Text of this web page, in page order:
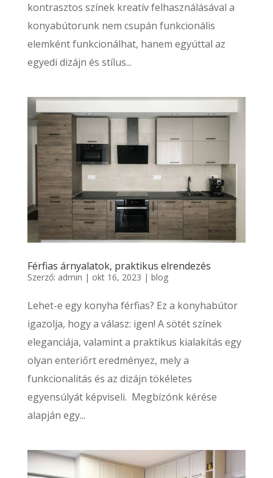
kontrasztos színek kreatív felhasználásával a
konyabútorunk nem csupán funkcionális
elemként funkcionálhat, hanem egyúttal az
egyedi dizájn és stílus...
Férfias árnyalatok, praktikus elrendezés
Szerző: admin | okt 16, 2023 | blog
Lehet-e egy konyha férfias? Ez a konyhabútor
igazolja, hogy a válasz: igen! A sötét színek
eleganciája, valamint a praktikus kialakítás egy
olyan enteriőrt eredményez, mely a
funkcionalitás és az dizájn tökéletes
egyensúlyát képviseli. Megbízónk kérése
alapján egy...